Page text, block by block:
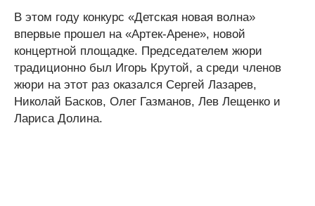
В этом году конкурс «Детская новая волна»
впервые прошел на «Артек-Арене», новой
концертной площадке. Председателем жюри
традиционно был Игорь Крутой, а среди членов
жюри на этот раз оказался Сергей Лазарев,
Николай Басков, Олег Газманов, Лев Лещенко и
Лариса Долина.